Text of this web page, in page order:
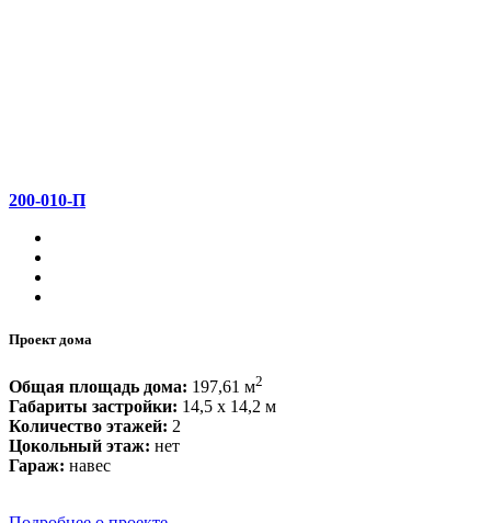
200-010-П
Проект дома
Общая площадь дома: 197,61 м2
Габариты застройки: 14,5 x 14,2 м
Количество этажей: 2
Цокольный этаж: нет
Гараж: навес